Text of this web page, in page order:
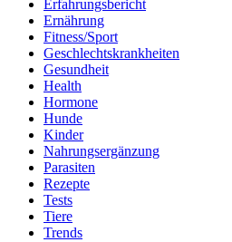
Erfahrungsbericht
Ernährung
Fitness/Sport
Geschlechtskrankheiten
Gesundheit
Health
Hormone
Hunde
Kinder
Nahrungsergänzung
Parasiten
Rezepte
Tests
Tiere
Trends